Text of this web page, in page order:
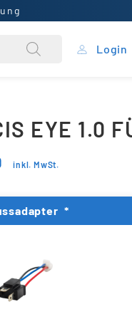
Login
EYE 1.0
inkl. MwSt.
*